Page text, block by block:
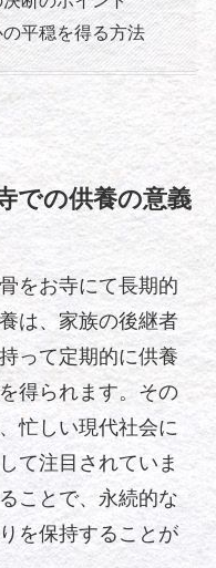
平穏を得る方法
での供養の意義
をお寺にて長期的
は、家族の後継者
って定期的に供養
得られます。その
忙しい現代社会に
て注目されていま
ことで、永続的な
を保持することが